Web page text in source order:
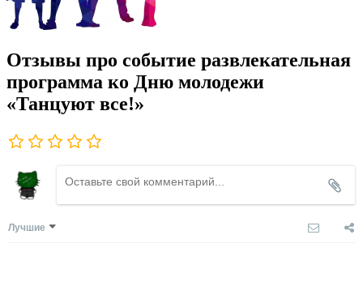
Отзывы про событие развлекательная
программа ко Дню молодежи
«Танцуют все!»
Лучшие